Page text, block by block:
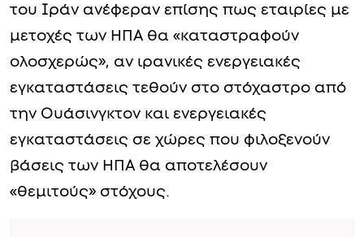
του Ιράν ανέφεραν επίσης πως εταιρίες με
μετοχές των ΗΠΑ θα «καταστραφούν
ολοσχερώς», αν ιρανικές ενεργειακές
εγκαταστάσεις τεθούν στο στόχαστρο από
την Ουάσινγκτον και ενεργειακές
εγκαταστάσεις σε χώρες που φιλοξενούν
βάσεις των ΗΠΑ θα αποτελέσουν
«θεμιτούς» στόχους.